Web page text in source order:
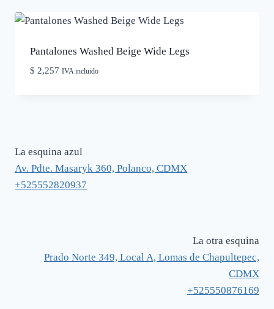
Pantalones Washed Beige Wide Legs
$ 2,257 IVA incluido
La esquina azul
Av. Pdte. Masaryk 360, Polanco, CDMX
+525552820937
La otra esquina
Prado Norte 349, Local A, Lomas de Chapultepec,
CDMX
+525550876169